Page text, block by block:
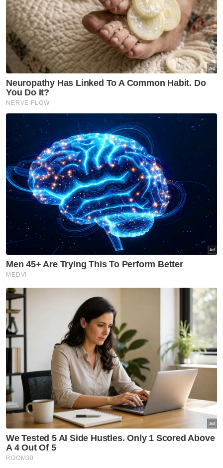
"Apa boleh saya nyatakan pada hari ini
mahkamah telah membuat keputusan
pemilihan Che Alias adalah terbatal, namun
proses untuk memaklumkan pada SPR, kita
tunggu sehingga 3 Oktober," katanya.
Pada 3 Januari lalu, Bekas Menteri Besar
Terengganu, Datuk Seri Ahmad Said
memberitahu, pihaknya memfailkan petisyen
memohon mahkamah membatalkan
keputusan Pilihan Raya Umum Ke-15 (PRU15)
melibatkan Parlimen Marang, Kemaman dan
Kuala Terengganu.
Menurut Ahmad, petisyen itu difailkan di
Mahkamah Tinggi Kuala Terengganu kerana
didakwa berlakunya pengagihan wang
secara berleluasa di ketiga-tiga kawasan itu.
Bagaimanapun, pada 12 Februari, Mahkamah
Pilihan Raya Terengganu menolak petisyen
yang dikemukakan BN dan mengekalkan
kemenangan calon Pas, Che Alias Hamid di
Parlimen Kemaman pada PRU15.
Hakim Datuk Mohamad Abazafree Mohd
Abas membuat keputusan tersebut selepas
bersetuju bantahan awal responden Ahli
Parlimen Kemaman terhadap petisyen
keputusan bagi Parlimen tersebut.
Namun, pada 2 Mei lalu, Mahkamah
Persekutuan memerintahkan petisyen pilihan
raya yang difailkan untuk mencabar
keputusan PRU15 bagi Parlimen Kemaman